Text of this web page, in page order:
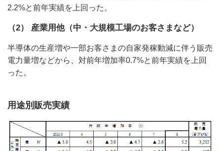
2.2%と前年実績を上回った。
（2） 産業用他（中・大規模工場のお客さまなど）
半導体の生産増や一部お客さまの自家発稼動減に伴う販売
電力量増などから、対前年増加率0.7%と前年実績を上回
った。
用途別販売実績